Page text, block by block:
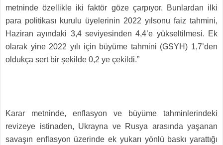
metninde özellikle iki faktör göze çarpıyor. Bunlardan ilki
para politikası kurulu üyelerinin 2022 yılsonu faiz tahmini,
Haziran ayındaki 3,4 seviyesinden 4,4’e yükseltilmesi. Ek
olarak yine 2022 yılı için büyüme tahmini (GSYH) 1,7’den
oldukça sert bir şekilde 0,2 ye çekildi.”
Karar metninde, enflasyon ve büyüme tahminlerindeki
revizeye istinaden, Ukrayna ve Rusya arasında yaşanan
savaşın enflasyon üzerinde ek yukarı yönlü baskı yarattığı